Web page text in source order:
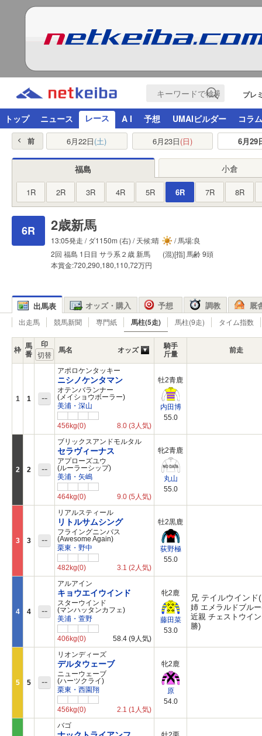
プレ
トップ ニュース レース A I 予想 UMAIビルダー コラム
前 6月22日(土) 6月23日(日) 6月29
福島 小倉
1R 2R 3R 4R 5R 6R 7R 8R
6R 2歳新馬
13:05発走 /ダ1150m (右) / 天候:晴
/ 馬場:良
2回 福島 1日目 サラ系２歳 新馬 (混)[指] 馬齢9頭
本賞金:720,290,180,110,72万円
出馬表 オッズ・購入 予想 調教 厩
出走馬 競馬新聞 専門紙 馬柱(5走) 馬柱(9走) タイム指数
枠 馬
番
印
馬名 オッズ
騎手
斤量
前走
1 1 --
アポロケンタッキー
ニシノケンタマン
オテンバランナー
(メイショウボーラー)
美浦・深山
456kg(0) 8.0 (3人気)
牡2青鹿
内田博
55.0
2 2 --
ブリックスアンドモルタル
セラヴィーナス
アプローズユウ
(ルーラーシップ)
美浦・矢嶋
464kg(0) 9.0 (5人気)
牝2青鹿
丸山
55.0
3 3 --
リアルスティール
リトルサムシング
フライングニンバス
(Awesome Again)
栗東・野中
482kg(0) 3.1 (2人気)
牡2黒鹿
荻野極
55.0
4 4 --
アルアイン
キョウエイウインド
スターウインド
(マンハッタンカフェ)
美浦・萱野
406kg(0) 58.4 (9人気)
牝2鹿
藤田菜
53.0
兄 テイルウインド
姉 エメラルドブル
近親 チェストウイ
勝)
5 5 --
リオンディーズ
デルタウェーブ
ニューウェーブ
(ハーツクライ)
栗東・西園翔
456kg(0) 2.1 (1人気)
牝2鹿
原
54.0
バゴ